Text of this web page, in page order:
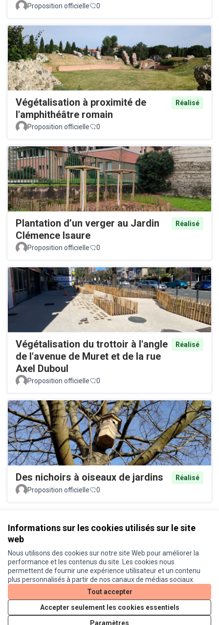
Informations sur les cookies utilisés sur le site
web
Nous utilisons des cookies sur notre site Web pour améliorer la
performance et les contenus du site. Les cookies nous
permettent de fournir une expérience utilisateur et un contenu
plus personnalisés à partir de nos canaux de médias sociaux.
Tout accepter
Accepter seulement les cookies essentiels
Paramètres
Proposition officielle 0
Végétalisation à proximité de
l'amphithéâtre romain
Réalisé
Proposition officielle 0
Plantation d’un verger au Jardin
Clémence Isaure
Réalisé
Proposition officielle 0
Végétalisation du trottoir à l'angle
de l'avenue de Muret et de la rue
Axel Duboul
Réalisé
Proposition officielle 0
Des nichoirs à oiseaux de jardins
Réalisé
Proposition officielle
0
Conditions d'utilisation
Paramètres des cookies
Je participe ! sur X
(Lien externe)
Je participe ! sur Facebook
Je participe ! sur Instagram
Licence
(Lien